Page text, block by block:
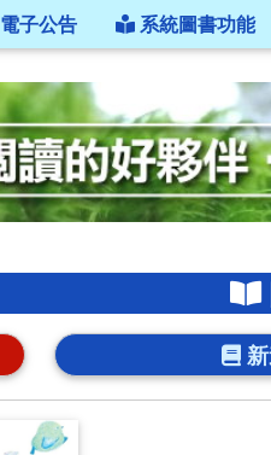
電子公告 系統圖書功能